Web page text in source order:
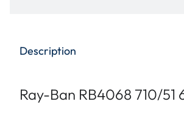
Description
Ray-Ban RB4068 710/51